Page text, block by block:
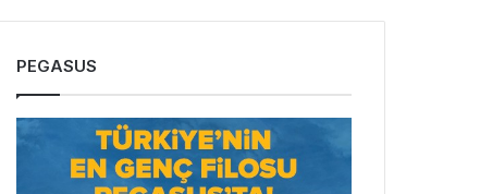
PEGASUS